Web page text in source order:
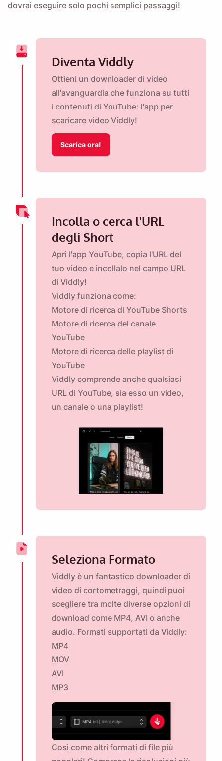
dovrai eseguire solo pochi semplici passaggi!
Diventa Viddly
Ottieni un downloader di video
all'avanguardia che funziona su tutti
i contenuti di YouTube: l'app per
scaricare video Viddly!
Scarica ora!
Incolla o cerca l'URL
degli Short
Apri l'app YouTube, copia l'URL del
tuo video e incollalo nel campo URL
di Viddly!
Viddly funziona come:
Motore di ricerca di YouTube Shorts
Motore di ricerca del canale
YouTube
Motore di ricerca delle playlist di
YouTube
Viddly comprende anche qualsiasi
URL di YouTube, sia esso un video,
un canale o una playlist!
Seleziona Formato
Viddly è un fantastico downloader di
video di cortometraggi, quindi puoi
scegliere tra molte diverse opzioni di
download come MP4, AVI o anche
audio. Formati supportati da Viddly:
MP4
MOV
AVI
MP3
Così come altri formati di file più